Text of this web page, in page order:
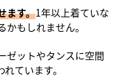
ます。1年以上着ていな
もしれません。
ゼットやタンスに空間
ています。